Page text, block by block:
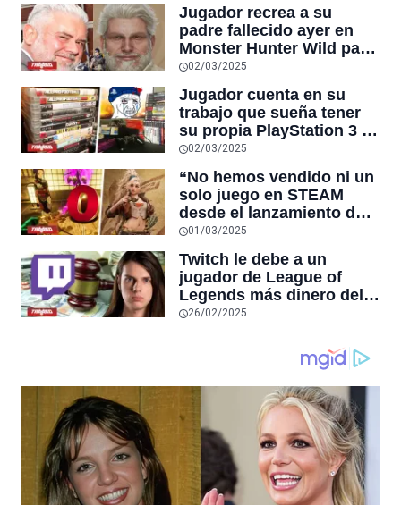
Jugador recrea a su
padre fallecido ayer en
Monster Hunter Wild para
poder seguir jugando
juntos, y el título superó
el pico histórico de
usuarios simultáneos de
DOTA 2 en STEAM
02/03/2025
Jugador cuenta en su
trabajo que sueña tener
su propia PlayStation 3 y
un compañero le regala
su antigua consola con
muchos clásicos
02/03/2025
“No hemos vendido ni un
solo juego en STEAM
desde el lanzamiento de
Monster Hunter Wilds”,
afirma desarrollador
japonés de juegos
independientes
01/03/2025
Twitch le debe a un
jugador de League of
Legends más dinero del
que existe en el mundo
26/02/2025